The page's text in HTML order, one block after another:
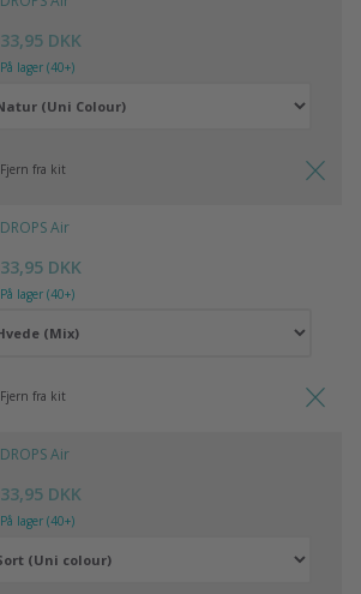
33,95 DKK
På lager (40+)
Fjern fra kit
DROPS Air
33,95 DKK
På lager (40+)
Fjern fra kit
DROPS Air
33,95 DKK
På lager (40+)